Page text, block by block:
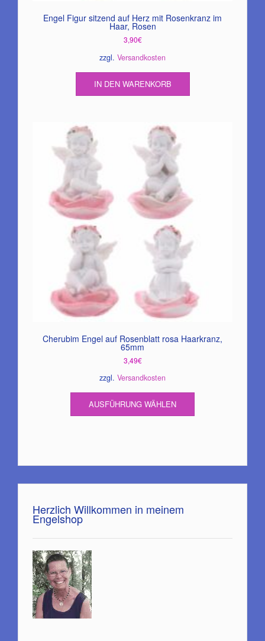
Engel Figur sitzend auf Herz mit Rosenkranz im
Haar, Rosen
3,90€
zzgl. Versandkosten
IN DEN WARENKORB
Cherubim Engel auf Rosenblatt rosa Haarkranz,
65mm
3,49€
zzgl. Versandkosten
AUSFÜHRUNG WÄHLEN
Dieses
weist
Die
gewählt
Herzlich Willkommen in meinem
Engelshop